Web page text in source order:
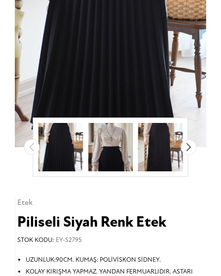
Etek
Piliseli Siyah Renk Etek
STOK KODU: EY-S2795
UZUNLUK:90CM. KUMAŞ: POLİVİSKON SİDNEY.
KOLAY KIRIŞMA YAPMAZ. YANDAN FERMUARLIDIR. ASTARI